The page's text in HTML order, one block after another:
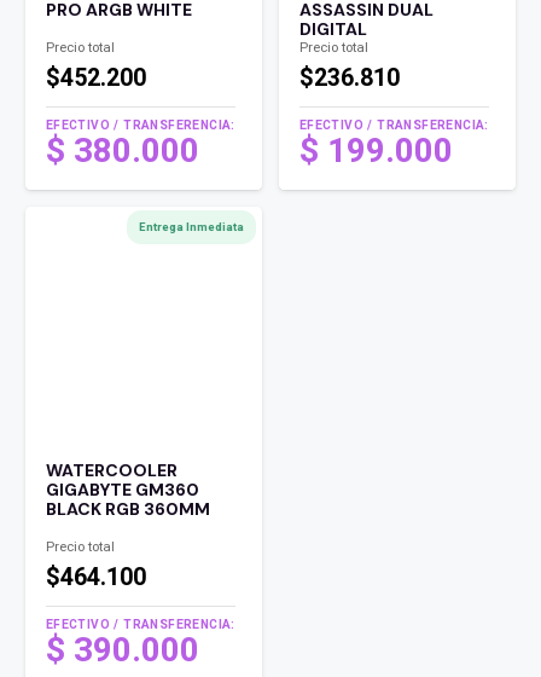
PRO ARGB WHITE
Precio total
$452.200
EFECTIVO / TRANSFERENCIA:
$ 380.000
ASSASSIN DUAL
DIGITAL
Precio total
$236.810
EFECTIVO / TRANSFERENCIA:
$ 199.000
Entrega Inmediata
WATERCOOLER
GIGABYTE GM360
BLACK RGB 360MM
Precio total
$464.100
EFECTIVO / TRANSFERENCIA:
$ 390.000